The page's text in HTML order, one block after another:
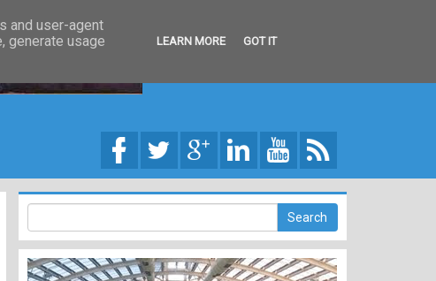
and user-agent
generate usage
LEARN MORE GOT IT